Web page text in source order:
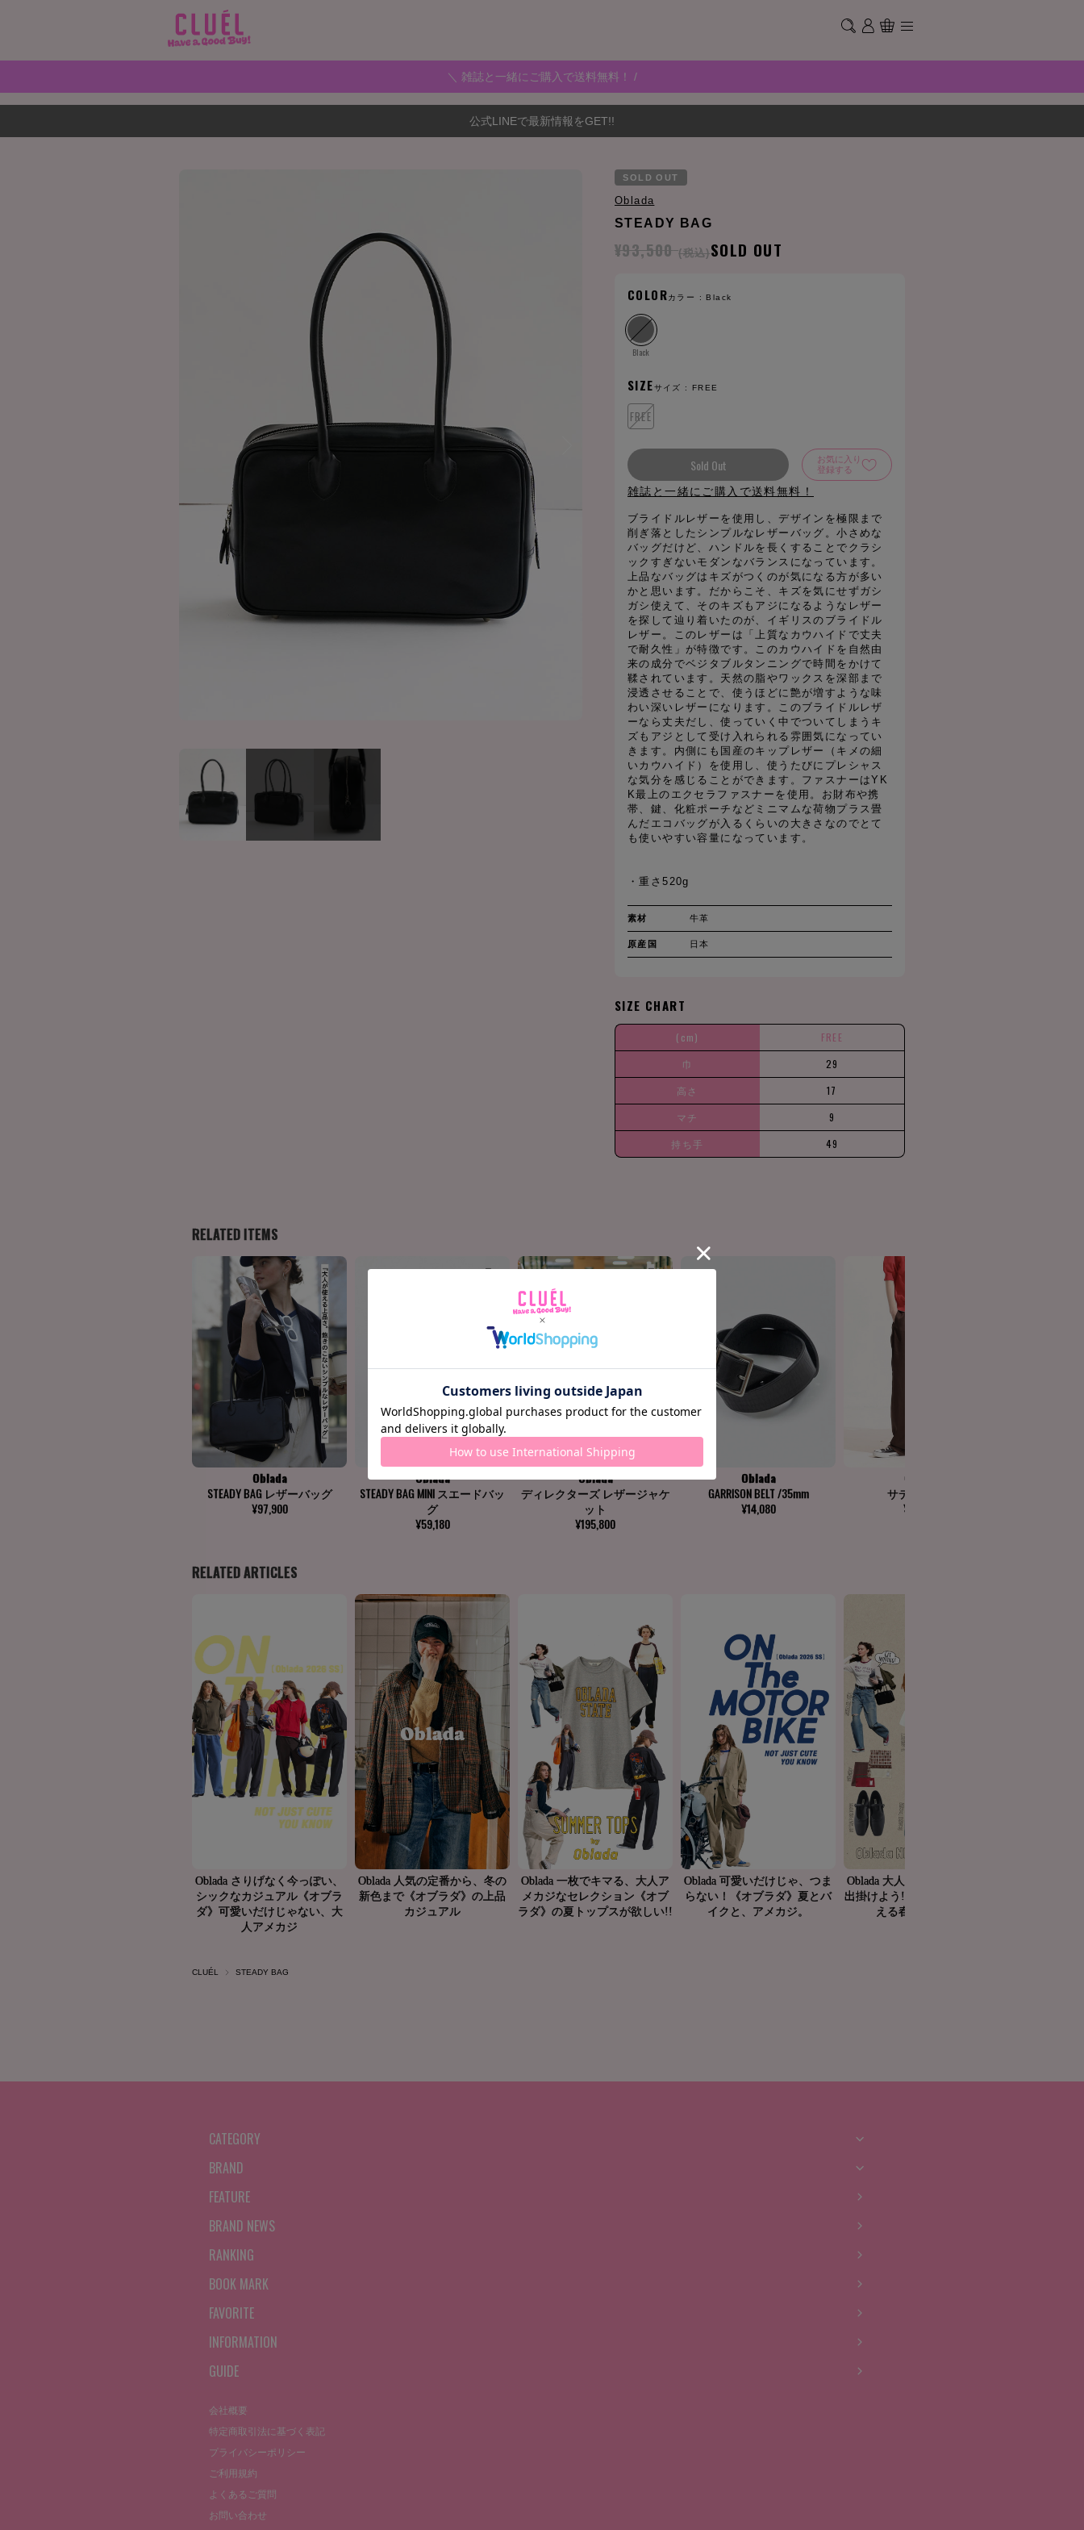
＼ 雑誌と一緒にご購入で送料無料！ /
公式LINEで最新情報をGET!!
SOLD OUT
Oblada
STEADY BAG
¥93,500 (税込)SOLD OUT
COLORカラー : Black
Black
SIZEサイズ : FREE
FREE
Sold Out
お気に入り
登録する
雑誌と一緒にご購入で送料無料！
ブライドルレザーを使用し、デザインを極限まで
削ぎ落としたシンプルなレザーバッグ。小さめな
バッグだけど、ハンドルを長くすることでクラシ
ックすぎないモダンなバランスになっています。
上品なバッグはキズがつくのが気になる方が多い
かと思います。だからこそ、キズを気にせずガシ
ガシ使えて、そのキズもアジになるようなレザー
を探して辿り着いたのが、イギリスのブライドル
レザー。このレザーは「上質なカウハイドで丈夫
で耐久性」が特徴です。このカウハイドを自然由
来の成分でベジタブルタンニングで時間をかけて
鞣されています。天然の脂やワックスを深部まで
浸透させることで、使うほどに艶が増すような味
わい深いレザーになります。このブライドルレザ
ーなら丈夫だし、使っていく中でついてしまうキ
ズもアジとして受け入れられる雰囲気になってい
きます。内側にも国産のキップレザー（キメの細
いカウハイド）を使用し、使うたびにプレシャス
な気分を感じることができます。ファスナーはYK
K最上のエクセラファスナーを使用。お財布や携
帯、鍵、化粧ポーチなどミニマムな荷物プラス畳
んだエコバッグが入るくらいの大きさなのでとて
も使いやすい容量になっています。
・重さ520g
素材 牛革
原産国 日本
SIZE CHART
(cm)
FREE
巾
29
高さ
17
マチ
9
持ち手
49
CLUÉL STEADY BAG
CATEGORY
BRAND
FEATURE
BRAND NEWS
RANKING
BOOK MARK
FAVORITE
INFORMATION
GUIDE
会社概要
特定商取引法に基づく表記
プライバシーポリシー
ご利用規約
よくあるご質問
お問い合わせ